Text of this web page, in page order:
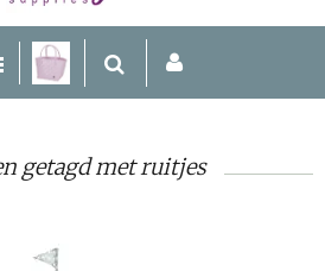
getagd met ruitjes